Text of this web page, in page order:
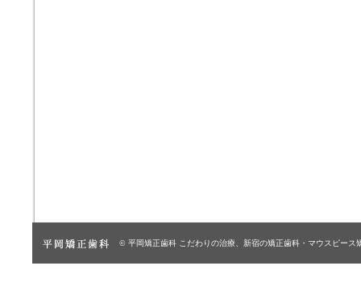
© 平岡矯正歯科 こだわりの治療、新宿の矯正歯科・マウスピース